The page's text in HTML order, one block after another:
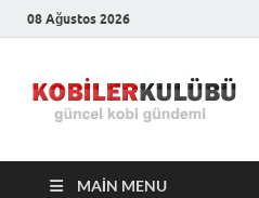
08 Ağustos 2026
MAIN MENU